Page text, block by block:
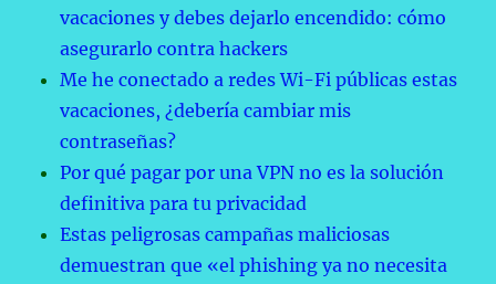
vacaciones y debes dejarlo encendido: cómo
asegurarlo contra hackers
Me he conectado a redes Wi-Fi públicas estas
vacaciones, ¿debería cambiar mis
contraseñas?
Por qué pagar por una VPN no es la solución
definitiva para tu privacidad
Estas peligrosas campañas maliciosas
demuestran que «el phishing ya no necesita